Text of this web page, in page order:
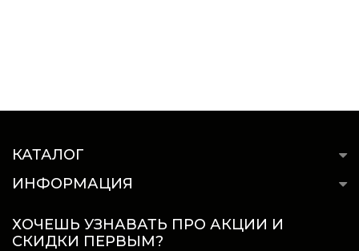
КАТАЛОГ
ИНФОРМАЦИЯ
ХОЧЕШЬ УЗНАВАТЬ ПРО АКЦИИ И
СКИДКИ ПЕРВЫМ?